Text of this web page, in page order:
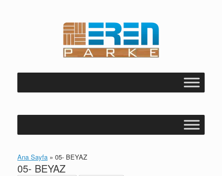
Ana Sayfa » 05- BEYAZ
05- BEYAZ